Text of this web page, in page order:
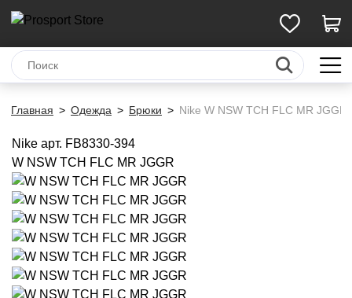
Главная Одежда Брюки Nike W NSW TCH FLC MR JGGR
Nike арт. FB8330-394
W NSW TCH FLC MR JGGR